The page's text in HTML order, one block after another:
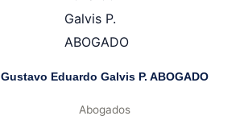
Gustavo Eduardo Galvis P. ABOGADO
Abogados